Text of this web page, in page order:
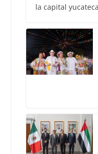
la capital